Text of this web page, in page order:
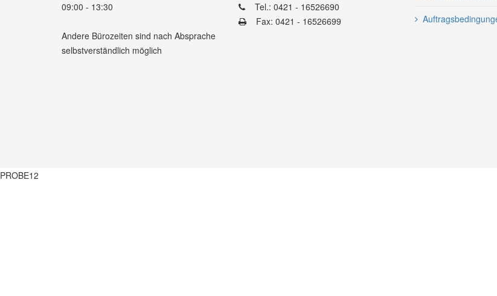
09:00 - 13:30
Andere Bürozeiten sind nach Absprache
selbstverständlich möglich
Tel.: 0421 - 16526690
Fax: 0421 - 16526699